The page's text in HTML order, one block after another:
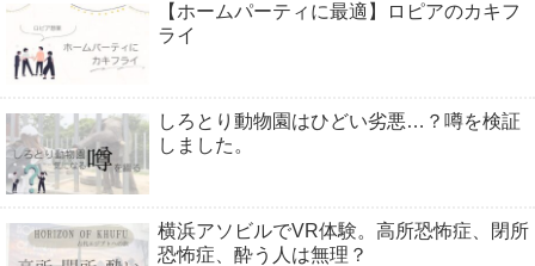
【ホームパーティに最適】ロピアのカキフ
ライ
しろとり動物園はひどい劣悪…？噂を検証
しました。
横浜アソビルでVR体験。高所恐怖症、閉所
恐怖症、酔う人は無理？